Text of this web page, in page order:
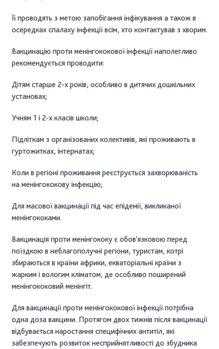
Її проводять з метою запобігання інфікування а також в
осередках спалаху інфекції всім, хто контактував з хворим.
Вакцинацію проти менінгококової інфекції наполегливо
рекомендується проводити:
Дітям старше 2-х років, особливо в дитячих дошкільних
установах;
Учням 1 і 2-х класів школи;
Підліткам з організованих колективів, які проживають в
гуртожитках, інтернатах;
Коли в регіоні проживання реєструється захворюваність
на менінгококову інфекцію;
Для масової вакцинації під час епідемії, викликаної
менінгококами.
Вакцинація проти менінгококу є обов'язковою перед
поїздкою в неблагополучні регіони, туристам, котрі
збираються в країни африки, екваторіальні країни з
жарким і вологим кліматом, де особливо поширений
менінгококовий менінгіт.
Для вакцинації проти менінгококової інфекції потрібна
одна доза вакцини. Протягом двох тижнів після вакцинації
відбувається наростання специфічних антитіл, які
забезпечують розвиток несприйнятливості до збудника